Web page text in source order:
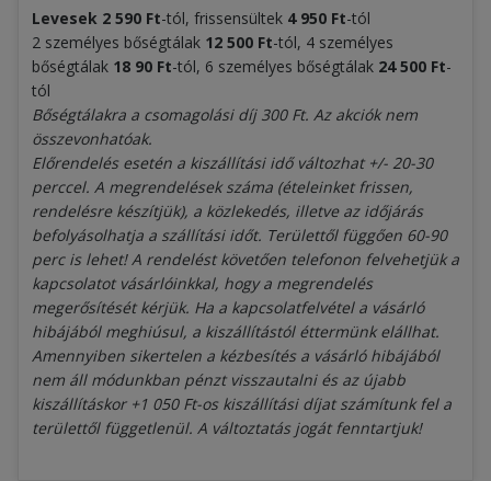
Levesek 2 590 Ft-tól, frissensültek 4 950 Ft-tól
2 személyes bőségtálak 12 500 Ft-tól, 4 személyes
bőségtálak 18 90 Ft-tól, 6 személyes bőségtálak 24500 Ft-
tól
Bőségtálakra a csomagolási díj 300 Ft. Az akciók nem
összevonhatóak.
Előrendelés esetén a kiszállítási idő változhat +/- 20-30
perccel. A megrendelések száma (ételeinket frissen,
rendelésre készítjük), a közlekedés, illetve az időjárás
befolyásolhatja a szállítási időt. Területtől függően 60-90
perc is lehet! A rendelést követően telefonon felvehetjük a
kapcsolatot vásárlóinkkal, hogy a megrendelés
megerősítését kérjük. Ha a kapcsolatfelvétel a vásárló
hibájából meghiúsul, a kiszállítástól éttermünk elállhat.
Amennyiben sikertelen a kézbesítés a vásárló hibájából
nem áll módunkban pénzt visszautalni és az újabb
kiszállításkor +1 050 Ft-os kiszállítási díjat számítunk fel a
területtől függetlenül. A változtatás jogát fenntartjuk!